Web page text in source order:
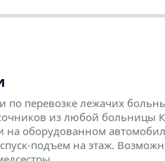
по перевозке лежачих
из любой больницы
на оборудованном
подъем на этаж.